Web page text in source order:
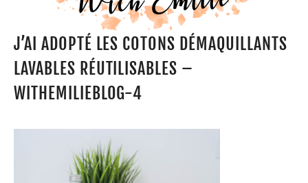
J’AI ADOPTÉ LES COTONS DÉMAQUILLANTS
LAVABLES RÉUTILISABLES –
WITHEMILIEBLOG-4